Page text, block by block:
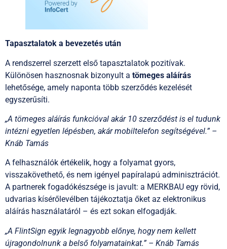
Tapasztalatok a bevezetés után
A rendszerrel szerzett első tapasztalatok pozitívak.
Különösen hasznosnak bizonyult a tömeges aláírás
lehetősége, amely naponta több szerződés kezelését
egyszerűsíti.
„A tömeges aláírás funkcióval akár 10 szerződést is el tudunk
intézni egyetlen lépésben, akár mobiltelefon segítségével.” –
Knáb Tamás
A felhasználók értékelik, hogy a folyamat gyors,
visszakövethető, és nem igényel papíralapú adminisztrációt.
A partnerek fogadókészsége is javult: a MERKBAU egy rövid,
udvarias kísérőlevélben tájékoztatja őket az elektronikus
aláírás használatáról – és ezt sokan elfogadják.
„A FlintSign egyik legnagyobb előnye, hogy nem kellett
újragondolnunk a belső folyamatainkat.” – Knáb Tamás